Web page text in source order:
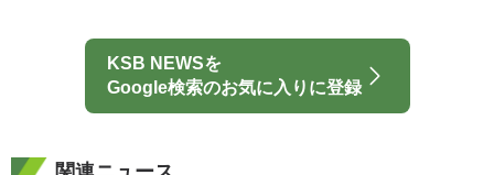
KSB NEWSを
Google検索のお気に入りに登録